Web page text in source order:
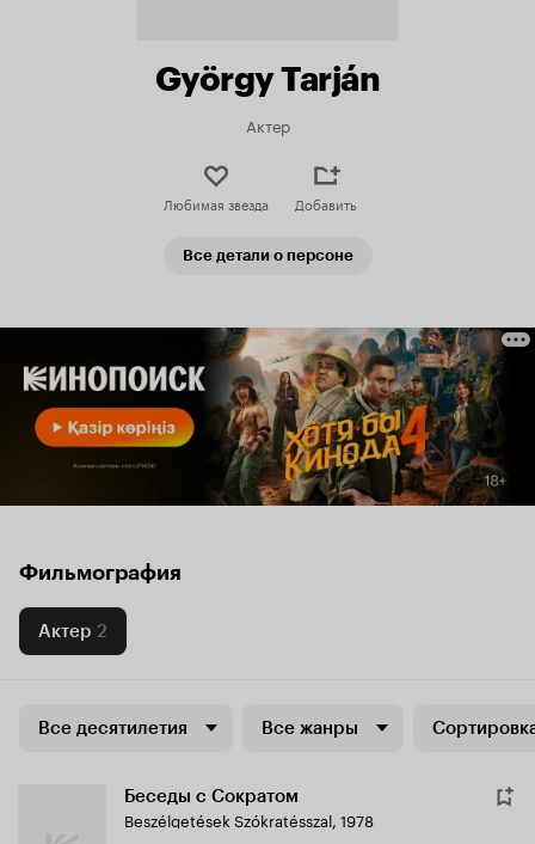
György Tarján
Актер
Любимая звезда Добавить
Все детали о персоне
Фильмография
Актер 2
Все десятилетия Все жанры
Беседы с Сократом
Beszélgetések Szókratésszal, 1978